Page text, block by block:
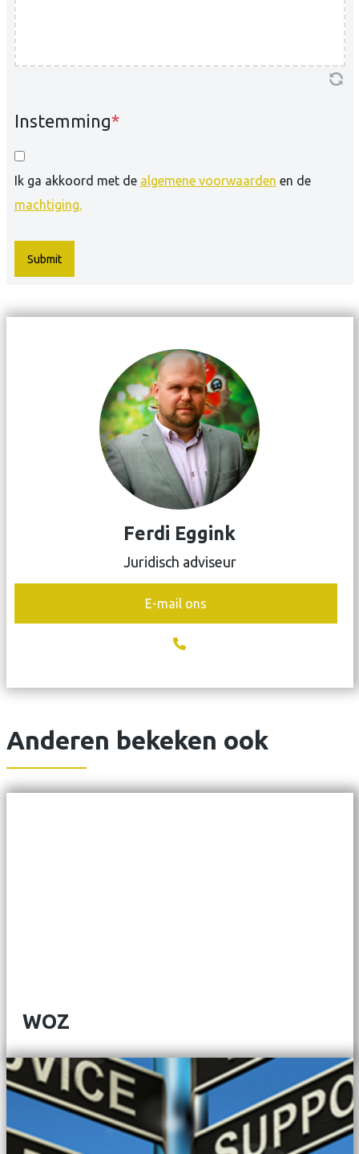
Instemming*
Ik ga akkoord met de algemene voorwaarden en de
machtiging.
Submit
Ferdi Eggink
Juridisch adviseur
E-mail ons
Anderen bekeken ook
WOZ